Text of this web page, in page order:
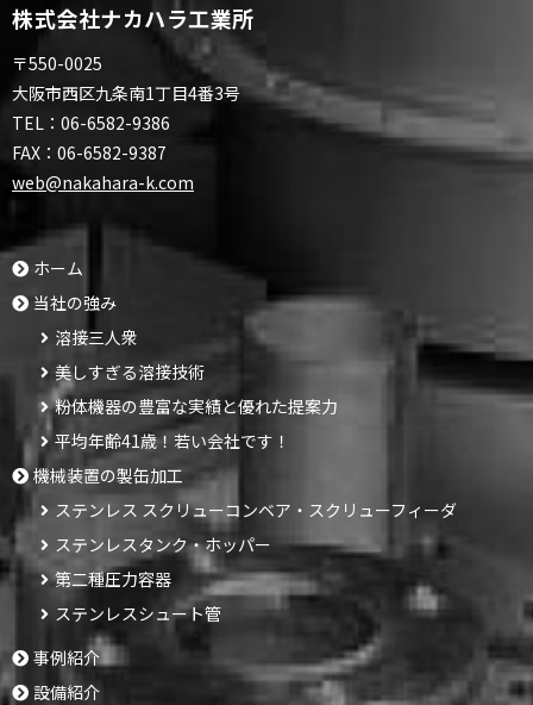
株式会社ナカハラ工業所
〒550-0025
大阪市西区九条南1丁目4番3号
TEL： 06-6582-9386
FAX： 06-6582-9387
web@nakahara-k.com
ホーム
当社の強み
溶接三人衆
美しすぎる溶接技術
粉体機器の豊富な実績と優れた提案力
平均年齢41歳！若い会社です！
機械装置の製缶加工
ステンレス スクリューコンベア・スクリューフィーダ
ステンレスタンク・ホッパー
第二種圧力容器
ステンレスシュート管
事例紹介
設備紹介